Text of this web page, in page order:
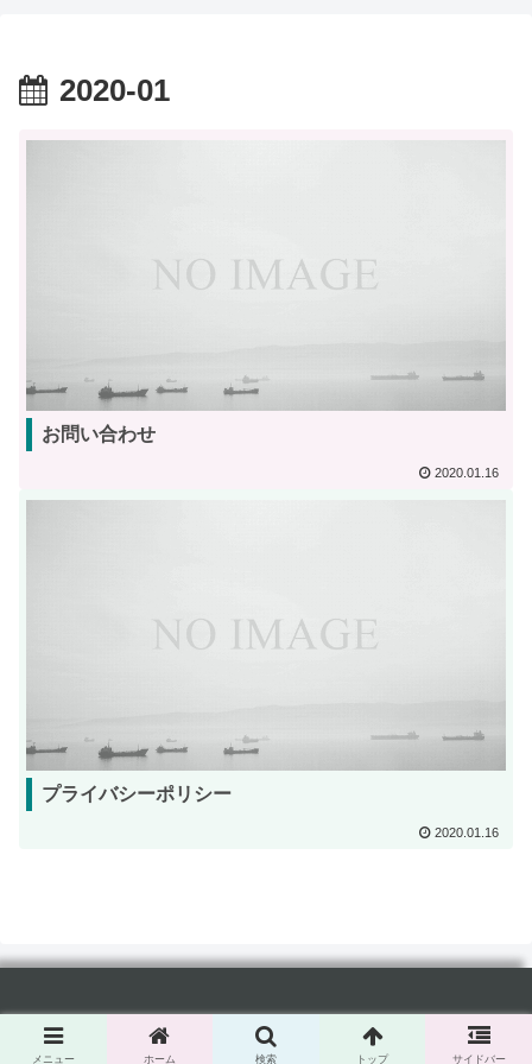
2020-01
お問い合わせ
2020.01.16
プライバシーポリシー
2020.01.16
Copyright ©web-solutions All right reserved
メニュー ホーム 検索 トップ サイドバー